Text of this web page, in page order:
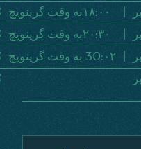
١٨:٠٠به وقت گرینویچ
٢٠:٣٠به وقت گرینویچ
٠٢:30 به وقت گرینویچ